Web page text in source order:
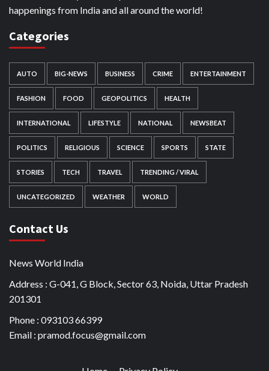
happenings from India and all around the world!
Categories
AUTO BIG-NEWS BUSINESS CRIME ENTERTAINMENT
FASHION FOOD GEOPOLITICS HEALTH
INTERNATIONAL LIFESTYLE NATIONAL NEWSBEAT
POLITICS RELIGIOUS SCIENCE SPORTS STATE
STORIES TECH TRAVEL TRENDING / VIRAL
UNCATEGORIZED WEATHER WORLD
Contact Us
News World India
Address : G-041, G Block, Sector 63, Noida, Uttar Pradesh
201301
Phone : 093103 66399
Email : pramod.focus@gmail.com